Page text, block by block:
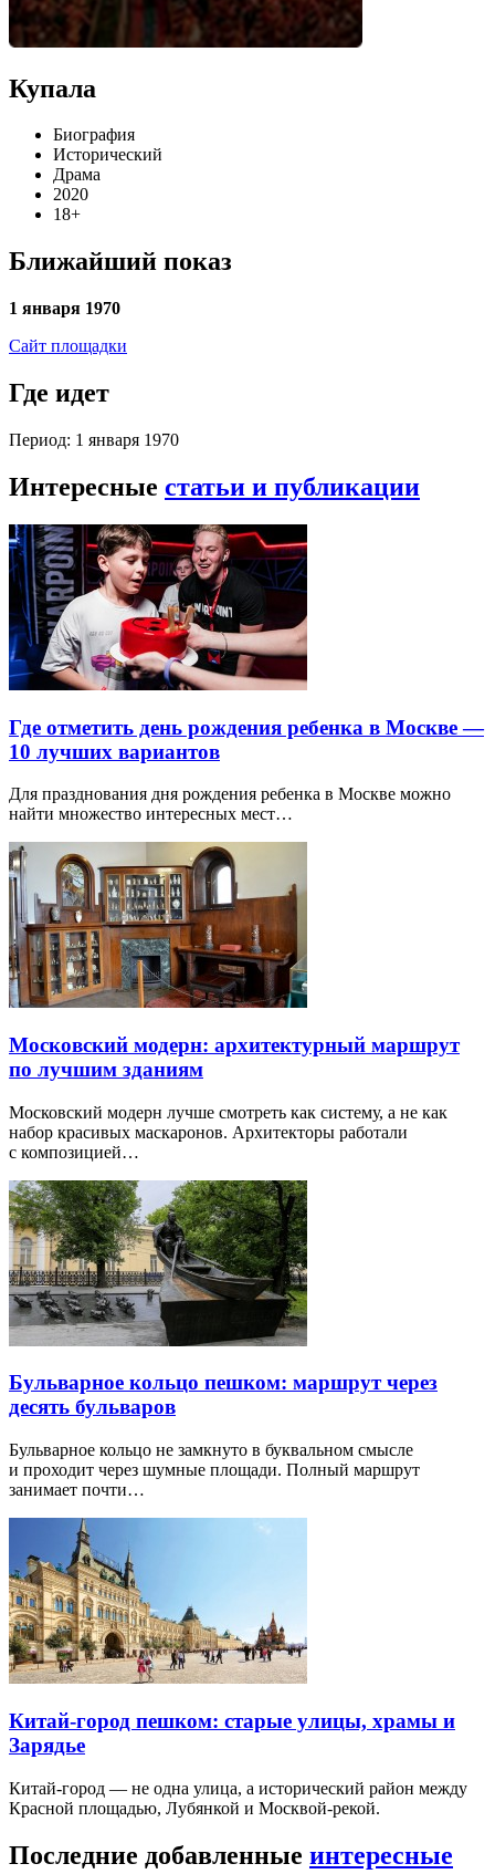
Купала
Биография
Исторический
Драма
2020
18+
Ближайший показ
1 января 1970
Сайт площадки
Где идет
Период: 1 января 1970
Интересные статьи и публикации
Где отметить день рождения ребенка в Москве —
10 лучших вариантов
Для празднования дня рождения ребенка в Москве можно
найти множество интересных мест…
Московский модерн: архитектурный маршрут
по лучшим зданиям
Московский модерн лучше смотреть как систему, а не как
набор красивых маскаронов. Архитекторы работали
с композицией…
Бульварное кольцо пешком: маршрут через
десять бульваров
Бульварное кольцо не замкнуто в буквальном смысле
и проходит через шумные площади. Полный маршрут
занимает почти…
Китай-город пешком: старые улицы, храмы и
Зарядье
Китай-город — не одна улица, а исторический район между
Красной площадью, Лубянкой и Москвой-рекой.
Последние добавленные интересные